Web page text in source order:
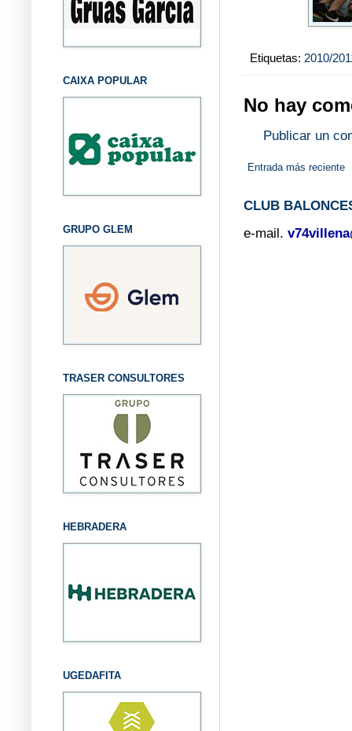
Etiquetas: 2010/
No hay
Publicar un
Entrada más reciente
CLUB
e-mail.
CAIXA POPULAR
GRUPO GLEM
TRASER CONSULTORES
HEBRADERA
UGEDAFITA